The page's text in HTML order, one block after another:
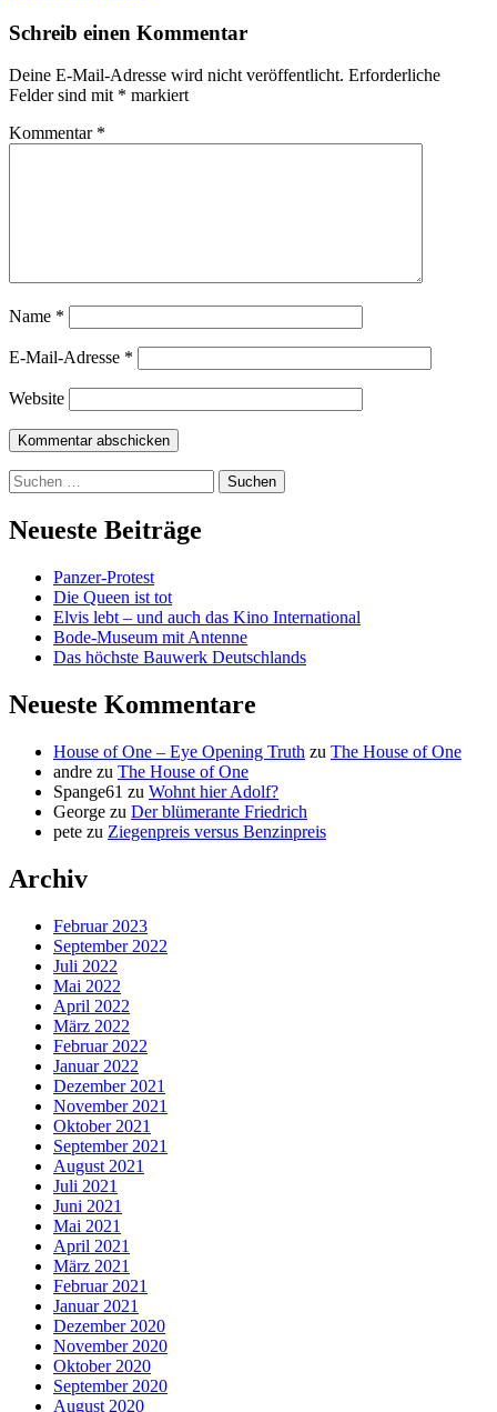
Schreib einen Kommentar
Deine E-Mail-Adresse wird nicht veröffentlicht. Erforderliche
Felder sind mit * markiert
Kommentar *
Name *
E-Mail-Adresse *
Website
Suchen
nach:
Neueste Beiträge
Panzer-Protest
Die Queen ist tot
Elvis lebt – und auch das Kino International
Bode-Museum mit Antenne
Das höchste Bauwerk Deutschlands
Neueste Kommentare
House of One – Eye Opening Truth zu The House of One
andre zu The House of One
Spange61 zu Wohnt hier Adolf?
George zu Der blümerante Friedrich
pete zu Ziegenpreis versus Benzinpreis
Archiv
Februar 2023
September 2022
Juli 2022
Mai 2022
April 2022
März 2022
Februar 2022
Januar 2022
Dezember 2021
November 2021
Oktober 2021
September 2021
August 2021
Juli 2021
Juni 2021
Mai 2021
April 2021
März 2021
Februar 2021
Januar 2021
Dezember 2020
November 2020
Oktober 2020
September 2020
August 2020